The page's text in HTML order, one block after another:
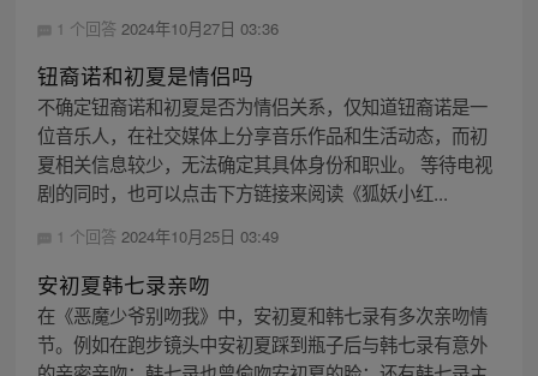
1 个回答 2024年10月27日 03:36
钮裔诺和初夏是情侣吗
不确定钮裔诺和初夏是否为情侣关系，仅知道钮裔诺是一
位音乐人，在社交媒体上分享音乐作品和生活动态，而初
夏相关信息较少，无法确定其具体身份和职业。 等待电视
剧的同时，也可以点击下方链接来阅读《狐妖小红...
1 个回答 2024年10月25日 03:49
安初夏韩七录亲吻
在《恶魔少爷别吻我》中，安初夏和韩七录有多次亲吻情
节。例如在跑步镜头中安初夏踩到瓶子后与韩七录有意外